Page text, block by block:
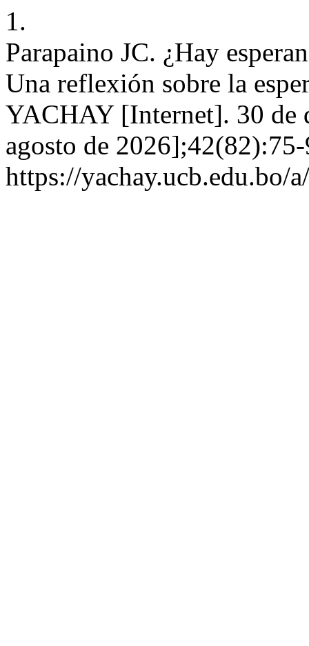
1.
Parapaino JC. ¿Hay
Una reflexión sobre la
YACHAY [Internet]. 30 de
agosto de
https://yachay.ucb.edu.bo/